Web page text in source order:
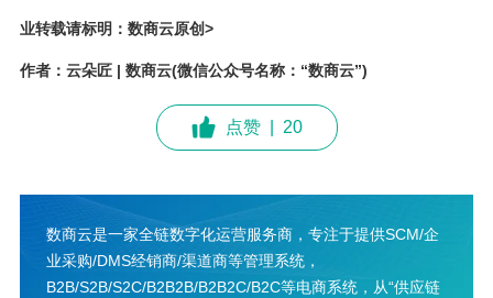
业转载请标明：数商云原创>
作者：云朵匠 | 数商云(微信公众号名称：“数商云”)
点赞 20
数商云是一家全链数字化运营服务商，专注于提供SCM/企
业采购/DMS经销商/渠道商等管理系统，
B2B/S2B/S2C/B2B2B/B2B2C/B2C等电商系统，从“供应链